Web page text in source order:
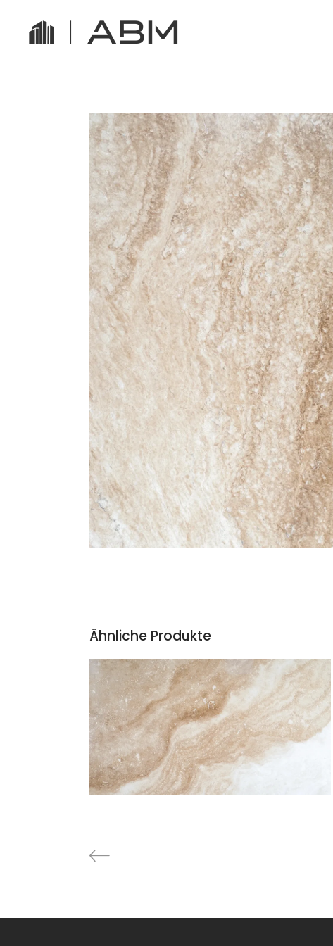
Ähnliche Produkte
TRAVERTIN DARK
Traventin